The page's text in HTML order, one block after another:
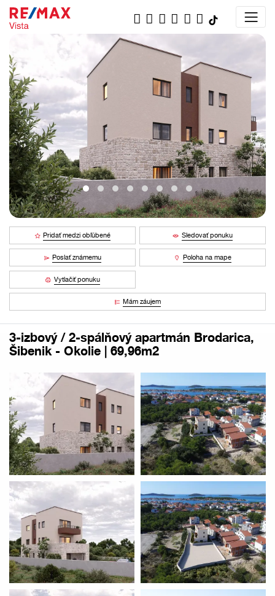
Pridať medzi obľúbené Sledovať ponuku
Poslať známemu Poloha na mape
Vytlačiť ponuku
Mám záujem
3-izbový / 2-spálňový apartmán Brodarica,
Šibenik - Okolie | 69,96m2